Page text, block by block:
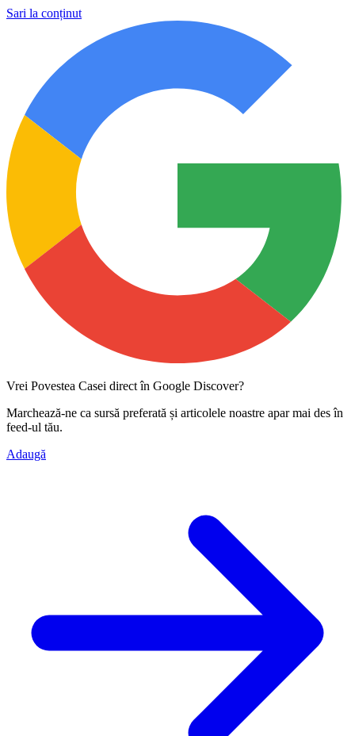
Sari la conținut
Vrei Povestea Casei direct în Google Discover?
Marchează-ne ca sursă preferată și articolele noastre apar mai des în
feed-ul tău.
Adaugă